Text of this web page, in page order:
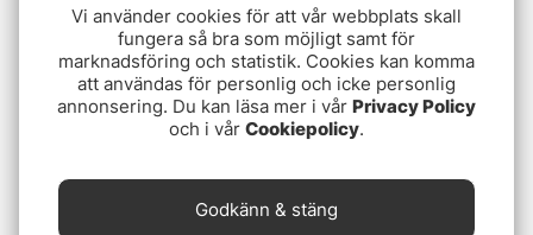
Vi använder cookies för att vår webbplats skall
fungera så bra som möjligt samt för
marknadsföring och statistik. Cookies kan komma
att användas för personlig och icke personlig
annonsering. Du kan läsa mer i vår Privacy Policy
och i vår Cookiepolicy.
Godkänn & stäng